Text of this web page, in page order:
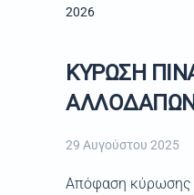
2026
ΚΥΡΩΣΗ
29 Αυγούστου 2025
Απόφαση κύρωσης